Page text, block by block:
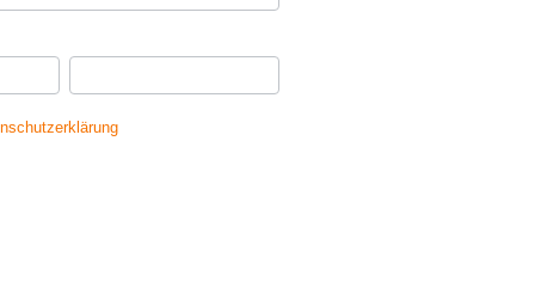
gelesen und erkläre